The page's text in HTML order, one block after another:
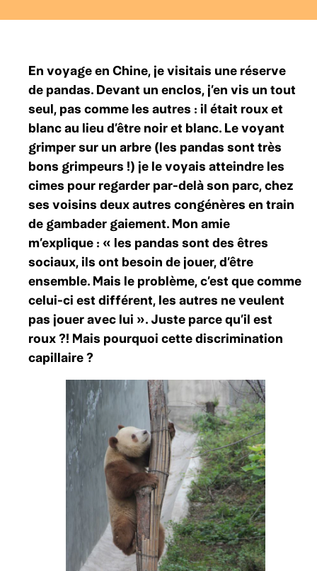
En voyage en Chine, je visitais une réserve
de pandas. Devant un enclos, j’en vis un tout
seul, pas comme les autres : il était roux et
blanc au lieu d’être noir et blanc. Le voyant
grimper sur un arbre (les pandas sont très
bons grimpeurs !) je le voyais atteindre les
cimes pour regarder par-delà son parc, chez
ses voisins deux autres congénères en train
de gambader gaiement. Mon amie
m’explique : « les pandas sont des êtres
sociaux, ils ont besoin de jouer, d’être
ensemble. Mais le problème, c’est que comme
celui-ci est différent, les autres ne veulent
pas jouer avec lui ». Juste parce qu’il est
roux ?! Mais pourquoi cette discrimination
capillaire ?